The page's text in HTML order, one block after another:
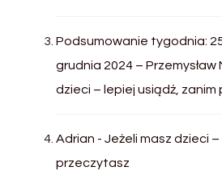
Podsumowanie tygodnia:
grudnia 2024 – Przemysław
dzieci – lepiej usiądź,
Adrian - Jeżeli masz dzieci
przeczytasz